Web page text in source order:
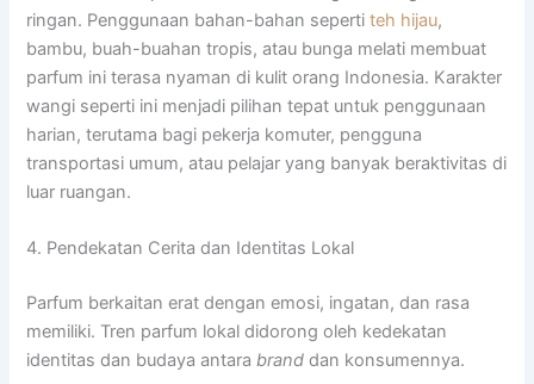
ringan. Penggunaan bahan-bahan sepertiteh hijau,
bambu, buah-buahan tropis, atau bunga melati membuat
parfum ini terasa nyaman di kulit orang Indonesia. Karakter
wangi seperti ini menjadi pilihan tepat untuk penggunaan
harian, terutama bagi pekerja komuter, pengguna
transportasi umum, atau pelajar yang banyak beraktivitas di
luar ruangan.
4. Pendekatan Cerita dan Identitas Lokal
Parfum berkaitan erat dengan emosi, ingatan, dan rasa
memiliki. Tren parfum lokal didorong oleh kedekatan
identitas dan budaya antarabrand dan konsumennya.